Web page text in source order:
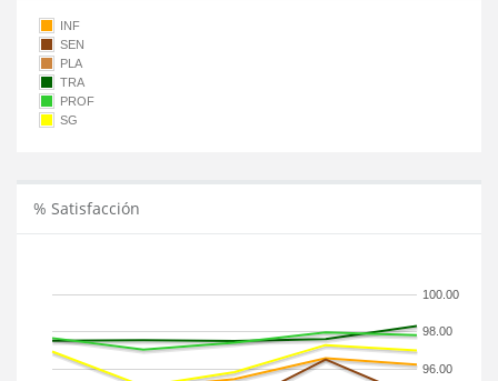
INF
SEN
PLA
TRA
PROF
SG
% Satisfacción
96.00
98.00
100.00